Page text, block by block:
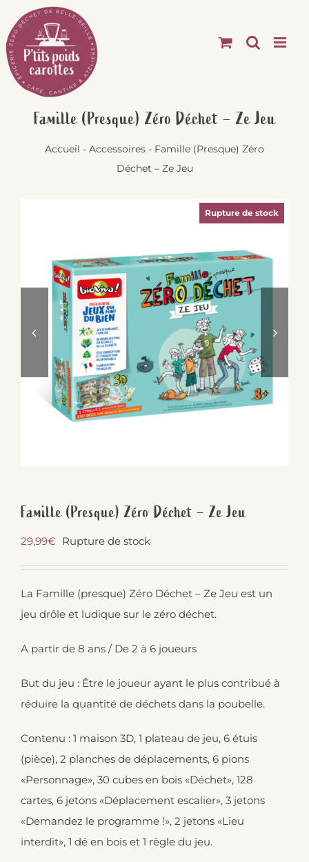
Passer
au
contenu
Famille (Presque) Zéro Déchet – Ze Jeu
Accueil - Accessoires - Famille (Presque) Zéro
Déchet – Ze Jeu
Famille (Presque) Zéro Déchet – Ze Jeu
29,99€
Rupture de stock
Rupture de stock
La Famille (presque) Zéro Déchet – Ze Jeu est un
jeu drôle et ludique sur le zéro déchet.
A partir de 8 ans / De 2 à 6 joueurs
But du jeu : Être le joueur ayant le plus contribué à
réduire la quantité de déchets dans la poubelle.
Contenu : 1 maison 3D, 1 plateau de jeu, 6 étuis
(pièce), 2 planches de déplacements, 6 pions
«Personnage», 30 cubes en bois «Déchet», 128
cartes, 6 jetons «Déplacement escalier», 3 jetons
«Demandez le programme !», 2 jetons «Lieu
interdit», 1 dé en bois et 1 règle du jeu.